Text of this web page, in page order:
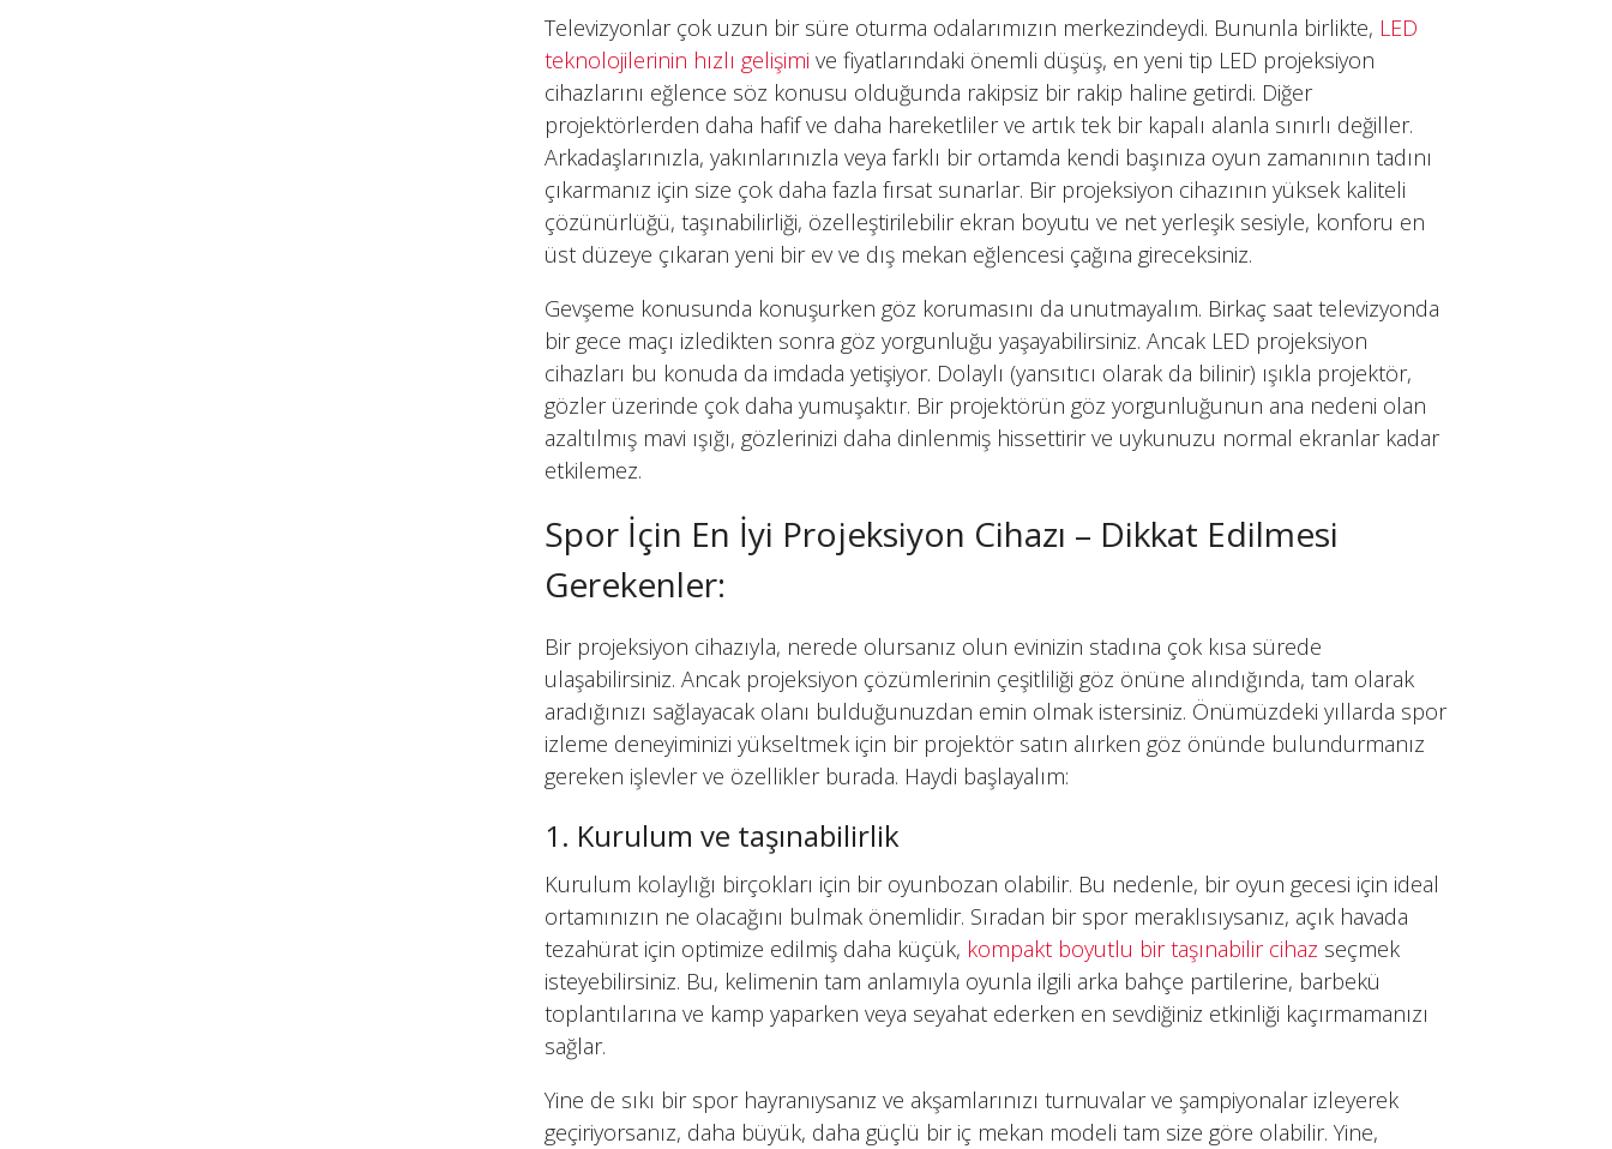
Televizyonlar çok uzun bir süre oturma odalarımızın merkezindeydi. Bununla birlikte, LED
teknolojilerinin hızlı gelişimi ve fiyatlarındaki önemli düşüş, en yeni tip LED projeksiyon
cihazlarını eğlence söz konusu olduğunda rakipsiz bir rakip haline getirdi. Diğer
projektörlerden daha hafif ve daha hareketliler ve artık tek bir kapalı alanla sınırlı değiller.
Arkadaşlarınızla, yakınlarınızla veya farklı bir ortamda kendi başınıza oyun zamanının tadını
çıkarmanız için size çok daha fazla fırsat sunarlar. Bir projeksiyon cihazının yüksek kaliteli
çözünürlüğü, taşınabilirliği, özelleştirilebilir ekran boyutu ve net yerleşik sesiyle, konforu en
üst düzeye çıkaran yeni bir ev ve dış mekan eğlencesi çağına gireceksiniz.
Gevşeme konusunda konuşurken göz korumasını da unutmayalım. Birkaç saat televizyonda
bir gece maçı izledikten sonra göz yorgunluğu yaşayabilirsiniz. Ancak LED projeksiyon
cihazları bu konuda da imdada yetişiyor. Dolaylı (yansıtıcı olarak da bilinir) ışıkla projektör,
gözler üzerinde çok daha yumuşaktır. Bir projektörün göz yorgunluğunun ana nedeni olan
azaltılmış mavi ışığı, gözlerinizi daha dinlenmiş hissettirir ve uykunuzu normal ekranlar kadar
etkilemez.
Spor İçin En İyi Projeksiyon Cihazı – Dikkat Edilmesi
Gerekenler:
Bir projeksiyon cihazıyla, nerede olursanız olun evinizin stadına çok kısa sürede
ulaşabilirsiniz. Ancak projeksiyon çözümlerinin çeşitliliği göz önüne alındığında, tam olarak
aradığınızı sağlayacak olanı bulduğunuzdan emin olmak istersiniz. Önümüzdeki yıllarda spor
izleme deneyiminizi yükseltmek için bir projektör satın alırken göz önünde bulundurmanız
gereken işlevler ve özellikler burada. Haydi başlayalım:
1. Kurulum ve taşınabilirlik
Kurulum kolaylığı birçokları için bir oyunbozan olabilir. Bu nedenle, bir oyun gecesi için ideal
ortamınızın ne olacağını bulmak önemlidir. Sıradan bir spor meraklısıysanız, açık havada
tezahürat için optimize edilmiş daha küçük, kompakt boyutlu bir taşınabilir cihaz seçmek
isteyebilirsiniz. Bu, kelimenin tam anlamıyla oyunla ilgili arka bahçe partilerine, barbekü
toplantılarına ve kamp yaparken veya seyahat ederken en sevdiğiniz etkinliği kaçırmamanızı
sağlar.
Yine de sıkı bir spor hayranıysanız ve akşamlarınızı turnuvalar ve şampiyonalar izleyerek
geçiriyorsanız, daha büyük, daha güçlü bir iç mekan modeli tam size göre olabilir. Yine,